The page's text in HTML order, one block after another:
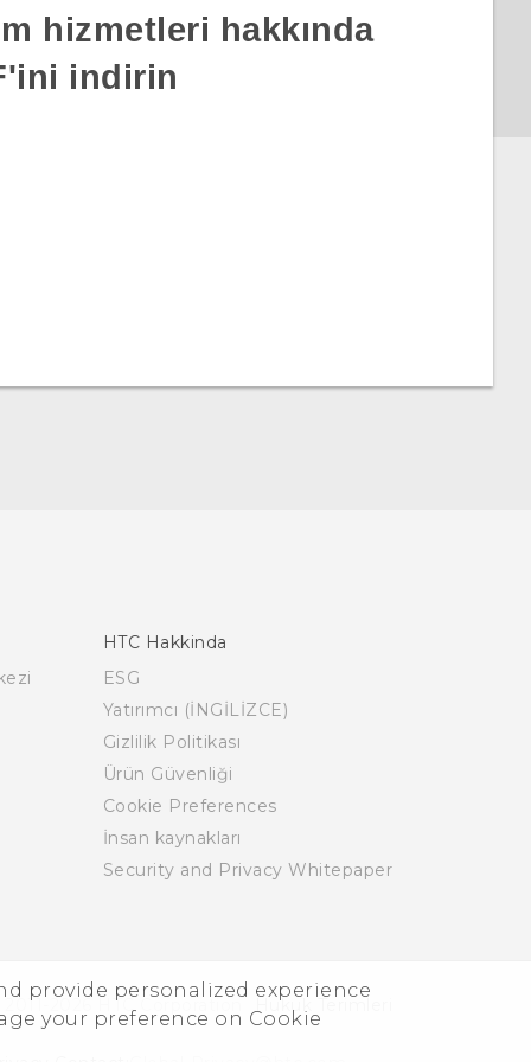
provide personalized experience
your preference on Cookie
hizmetleri hakkında
indirin
HTC Hakkinda
ESG
Yatırımcı (İNGİLİZCE)
Gizlilik Politikası
Ürün Güvenliği
Cookie Preferences
İnsan kaynakları
Security and Privacy Whitepaper
2026 HTC Corporation Hukuk Terimleri